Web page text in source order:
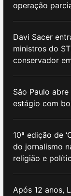
operação
Davi Sacer
ministros do
conservador
São Paulo
estágio com
10ª edição de
do jornalismo
religião e
Após 12 anos,